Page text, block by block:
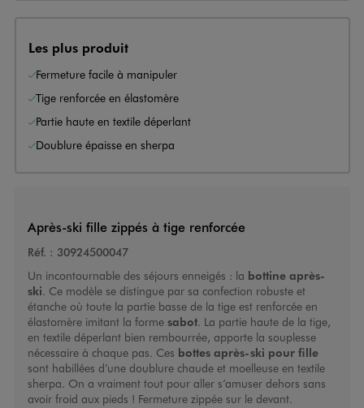
Les plus produit
Fermeture facile à manipuler
Tige renforcée en élastomère
Partie haute en textile déperlant
Doublure épaisse en sherpa
Après-ski fille zippés à tige renforcée
Réf. : 30924500047
Un incontournable des séjours enneigés : la bottine après-
ski. Ce modèle se distingue par sa confection robuste et
étanche où toute la partie basse de la tige est renforcée en
élastomère imitant la forme sabot. La partie haute de la tige,
en textile déperlant bien rembourrée, apporte la souplesse
nécessaire à chaque pas. Ces bottes après-ski pour fille
sont habillées d’une doublure chaude et moelleuse en textile
sherpa. On a vraiment tout pour aller s’amuser dehors sans
avoir froid aux pieds ! Fermeture zippée sur le devant.